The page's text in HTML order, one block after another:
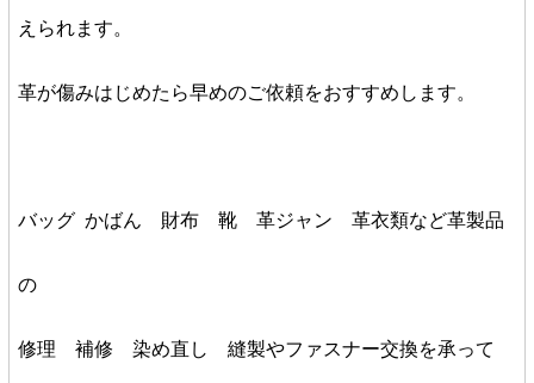
えられます。
革が傷みはじめたら早めのご依頼をおすすめします。
バッグ かばん 財布 靴 革ジャン 革衣類など革製品
の
修理 補修 染め直し 縫製やファスナー交換を承って